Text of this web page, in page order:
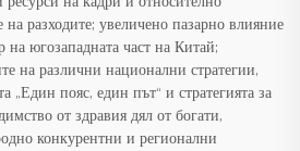
разходите; увеличено пазарно влияние
югозападната част на Китай;
на различни национални стратегии,
„Един пояс, един път“ и стратегията за
от здравия дял от богати,
конкурентни и регионални